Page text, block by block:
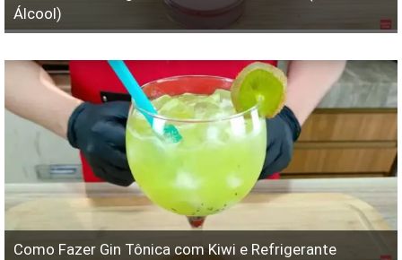
Álcool)
Como Fazer Gin Tônica com Kiwi e Refrigerante